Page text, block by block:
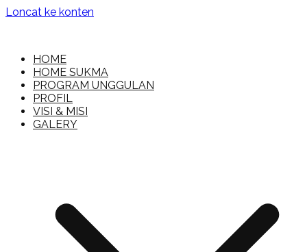
Loncat ke konten
MI Islamiyah
HOME
HOME SUKMA
PROGRAM UNGGULAN
PROFIL
VISI & MISI
GALERY